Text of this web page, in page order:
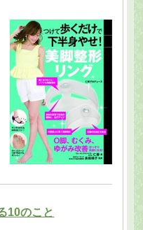
10のこと